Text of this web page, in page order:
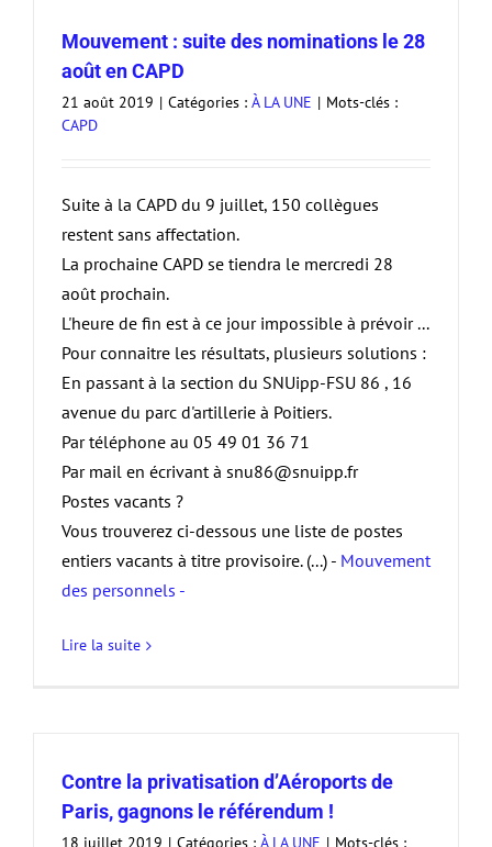
Mouvement : suite des nominations le 28
août en CAPD
21 août 2019 | Catégories : À LA UNE | Mots-clés :
CAPD
Suite à la CAPD du 9 juillet, 150 collègues
restent sans affectation.
La prochaine CAPD se tiendra le mercredi 28
août prochain.
L'heure de fin est à ce jour impossible à prévoir ...
Pour connaitre les résultats, plusieurs solutions :
En passant à la section du SNUipp-FSU 86 , 16
avenue du parc d'artillerie à Poitiers.
Par téléphone au 05 49 01 36 71
Par mail en écrivant à snu86@snuipp.fr
Postes vacants ?
Vous trouverez ci-dessous une liste de postes
entiers vacants à titre provisoire. (...) - Mouvement
des personnels -
Lire la suite
Contre la privatisation d’Aéroports de
Paris, gagnons le référendum !
18 juillet 2019 | Catégories : À LA UNE | Mots-clés :